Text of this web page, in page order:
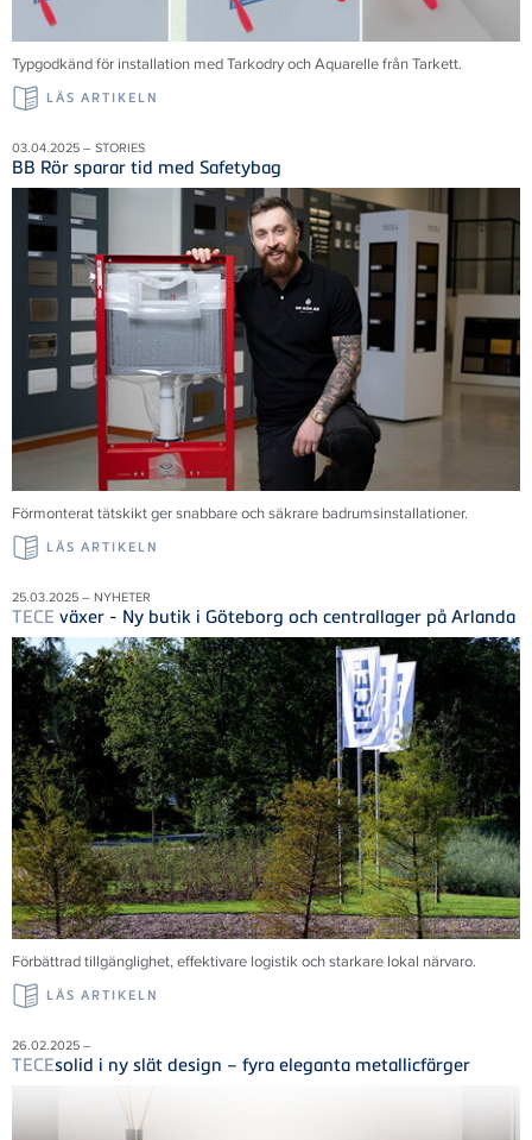
Typgodkänd för installation med Tarkodry och Aquarelle från Tarkett.
LÄS ARTIKELN
03.04.2025 – STORIES
BB Rör sparar tid med Safetybag
Förmonterat tätskikt ger snabbare och säkrare badrumsinstallationer.
LÄS ARTIKELN
25.03.2025 – NYHETER
TECE växer - Ny butik i Göteborg och centrallager på Arlanda
Förbättrad tillgänglighet, effektivare logistik och starkare lokal närvaro.
LÄS ARTIKELN
26.02.2025 –
TECEsolid i ny slät design – fyra eleganta metallicfärger